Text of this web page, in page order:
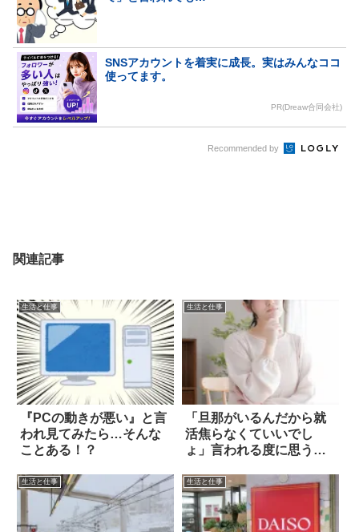
SNSアカウントを着実に成長。実はみんなココ
使ってます。
PR(Dreaw合同会社)
Recommended by
関連記事
生活と仕事
『PCの動きが悪い』と言
われ見てみたら…そんな
ことある！？
生活と仕事
「旦那がいるんだから就
活焦らなくていいでし
ょ」言われる度に思う事
生活と仕事 生活と仕事